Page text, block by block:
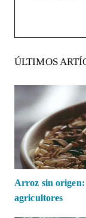
ÚLTIMOS
Arroz sin
agricultores